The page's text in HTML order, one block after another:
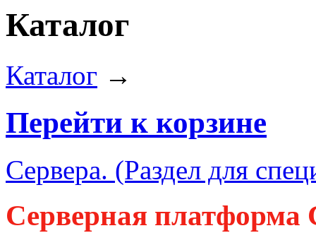
Каталог
Каталог →
Перейти к корзине
Сервера. (Раздел для
Серверная платформа